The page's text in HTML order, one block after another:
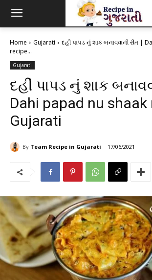
Home Gujarati
દહીં પાપડ નું શાક બનાવવાની રીત |
recipe...
Gujarati
દહીં પાપડ નું શાક
Dahi papad nu shaak
Gujarati
By Team Recipe in Gujarati 17/06/2021